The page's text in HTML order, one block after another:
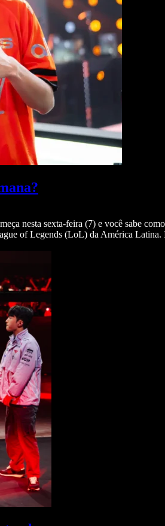
nesta sexta-feira (7) e você sabe
of Legends (LoL) da América